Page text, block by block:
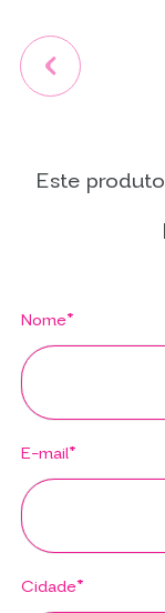
Este
Nome*
E-mail*
Cidade*